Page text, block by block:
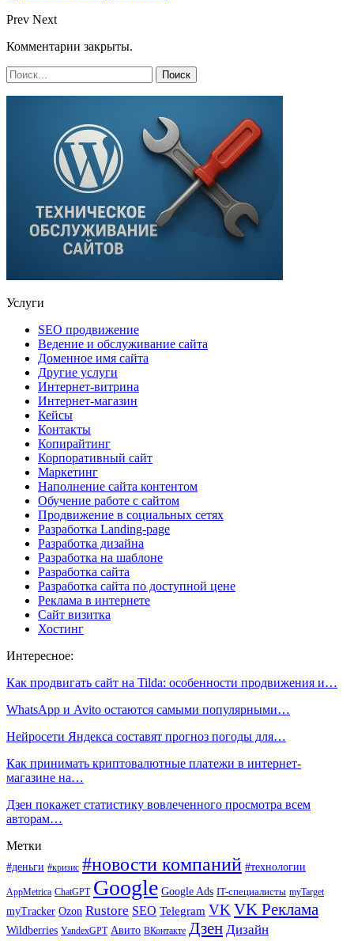
Prev Next
Комментарии закрыты.
Услуги
SEO продвижение
Ведение и обслуживание сайта
Доменное имя сайта
Другие услуги
Интернет-витрина
Интернет-магазин
Кейсы
Контакты
Копирайтинг
Корпоративный сайт
Маркетинг
Наполнение сайта контентом
Обучение работе с сайтом
Продвижение в социальных сетях
Разработка Landing-page
Разработка дизайна
Разработка на шаблоне
Разработка сайта
Разработка сайта по доступной цене
Реклама в интернете
Сайт визитка
Хостинг
Интересное:
Как продвигать сайт на Tilda: особенности продвижения и…
WhatsApp и Avito остаются самыми популярными…
Нейросети Яндекса составят прогноз погоды для…
Как принимать криптовалютные платежи в интернет-
магазине на…
Дзен покажет статистику вовлеченного просмотра всем
авторам…
Метки
#деньги #кризис #новости компаний #технологии
AppMetrica ChatGPT Google Google Ads IT-специалисты myTarget
myTracker Ozon Rustore SEO Telegram VK VK Реклама
Wildberries YandexGPT Авито ВКонтакте Дзен Дизайн